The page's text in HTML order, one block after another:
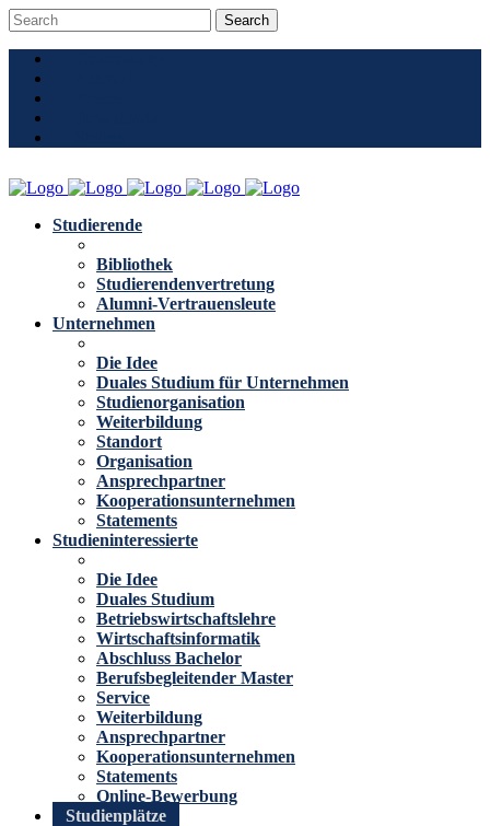
Studierende
Bibliothek
Studierendenvertretung
Alumni-Vertrauensleute
Unternehmen
Die Idee
Duales Studium für Unternehmen
Studienorganisation
Weiterbildung
Standort
Organisation
Ansprechpartner
Kooperationsunternehmen
Statements
Studieninteressierte
Die Idee
Duales Studium
Betriebswirtschaftslehre
Wirtschaftsinformatik
Abschluss Bachelor
Berufsbegleitender Master
Service
Weiterbildung
Ansprechpartner
Kooperationsunternehmen
Statements
Online-Bewerbung
Studienplätze